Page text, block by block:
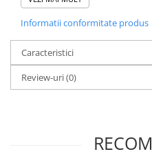
Clasa a V-a
Clasa a VI-a
Clasa a VII-a
Clasa a VIII-a
Clasa I
ne-a dezvaluit o metoda
religioase si spirituale pe intregul
In timp ce cititi aceasta carte, veti
dimensionale in interiorul
experimentati cu adevarat o
cincea dimensiune. Va va afecta
Informatii conformitate produs
Caracteristici
Review-uri(0)